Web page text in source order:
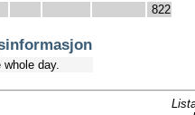
822
whole day.